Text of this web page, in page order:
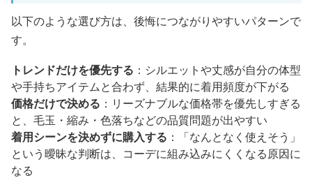
以下のような選び方は、後悔につながりやすいパターンで
す。
トレンドだけを優先する ：シルエットや丈感が自分の体型
や手持ちアイテムと合わず、結果的に着用頻度が下がる
価格だけで決める ：リーズナブルな価格帯を優先しすぎる
と、毛玉・縮み・色落ちなどの品質問題が出やすい
着用シーンを決めずに購入する ：「なんとなく使えそう」
という曖昧な判断は、コーデに組み込みにくくなる原因に
なる